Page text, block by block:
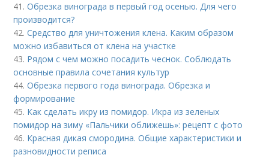
41.Обрезка винограда в первый год осенью. Для чего
производится?
42.Средство для уничтожения клена. Каким образом
можно избавиться от клена на участке
43. Рядом с чем можно посадить чеснок. Соблюдать
основные правила сочетания культур
44.Обрезка первого года винограда. Обрезка и
формирование
45. Как сделать икру из помидор. Икра из зеленых
помидор на зиму «Пальчики оближешь»: рецепт с фото
46. Красная дикая смородина. Общие характеристики и
разновидности реписа